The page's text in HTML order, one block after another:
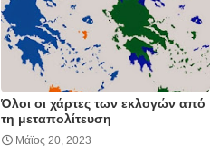
Όλοι οι χάρτες των εκλογών από
τη μεταπολίτευση
Μάϊος 20, 2023